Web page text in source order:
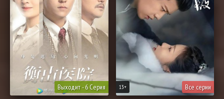
Выходит - 6 Серия Все серии
13+